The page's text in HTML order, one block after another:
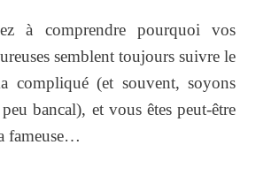
à comprendre pourquoi vos
semblent toujours suivre le
compliqué (et souvent, soyons
bancal), et vous êtes peut-être
fameuse…